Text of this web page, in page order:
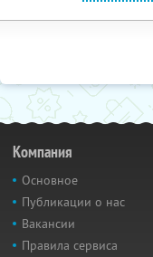
Компания
Основное
Публикации о нас
Вакансии
Правила сервиса